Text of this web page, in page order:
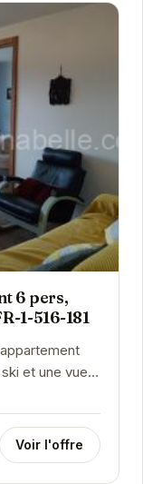
6 pers,
1-516-181
et une vue
son balcon,...
Voir l'offre